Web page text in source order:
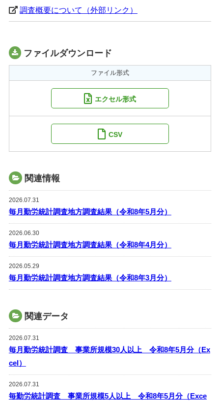
調査概要について（外部リンク）
ファイルダウンロード
ファイル形式
エクセル形式
CSV
関連情報
2026.07.31
毎月勤労統計調査地方調査結果（令和8年5月分）
2026.06.30
毎月勤労統計調査地方調査結果（令和8年4月分）
2026.05.29
毎月勤労統計調査地方調査結果（令和8年3月分）
関連データ
2026.07.31
毎月勤労統計調査 事業所規模30人以上 令和8年5月分（Ex
cel）
2026.07.31
毎勤労統計調査 事業所規模5人以上 令和8年5月分（Exce